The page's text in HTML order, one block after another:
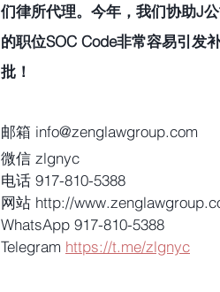
们律所代理。今年，我们协助J
的职位SOC Code非常容易引发
批！
邮箱 info@zenglawgroup.com
微信 zlgnyc
电话 917-810-5388
网站 http://
WhatsApp 917-810-5388
Telegram https://t.me/zlgnyc